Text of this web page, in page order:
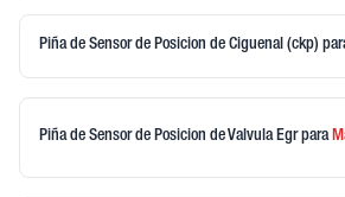
Piña de Sensor de Posicion de Ciguenal (ckp)
Piña de Sensor de Posicion de Valvula Egr para